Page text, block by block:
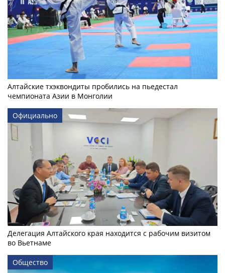
Алтайские тхэквондиты пробились на пьедестал
чемпионата Азии в Монголии
Официально
Делегация Алтайского края находится с рабочим визитом
во Вьетнаме
Общество